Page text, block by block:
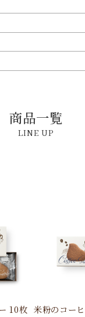
商品一覧
10枚 米粉のコー